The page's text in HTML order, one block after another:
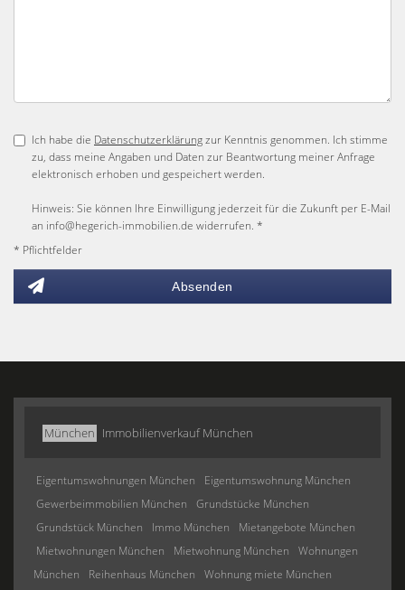
Ich habe die Datenschutzerklärungzur Kenntnis genommen. Ich stimme
zu, dass meine Angaben und Daten zur Beantwortung meiner Anfrage
elektronisch erhoben und gespeichert werden.
Hinweis: Sie können Ihre Einwilligung jederzeit für die Zukunft per E-Mail
an info@hegerich-immobilien.de widerrufen. *
* Pflichtfelder
Absenden
München Immobilienverkauf München
Eigentumswohnungen München
Eigentumswohnung München
Gewerbeimmobilien München
Grundstücke München
Grundstück München
Immo München
Mietangebote München
Mietwohnungen München
Mietwohnung München
Wohnungen
München
Reihenhaus München
Wohnung miete München